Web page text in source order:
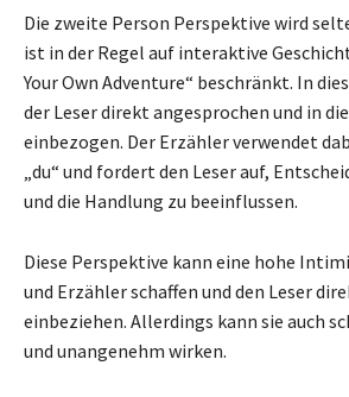
Die zweite Person Perspektive wird
ist in der Regel auf interaktive
Your Own Adventure“ beschränkt. In
der Leser direkt angesprochen und in
einbezogen. Der Erzähler verwendet
„du“ und fordert den Leser auf,
und die Handlung zu beeinflussen.
Diese Perspektive kann eine hohe
und Erzähler schaffen und den Leser
einbeziehen. Allerdings kann sie auch
und unangenehm wirken.